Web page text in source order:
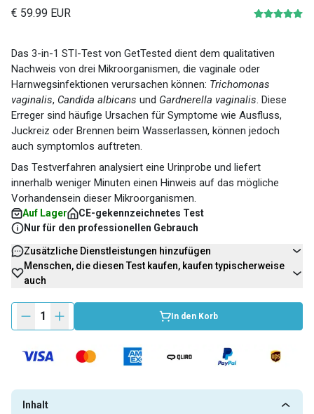
€ 59.99 EUR
Das 3-in-1 STI-Test von GetTested dient dem qualitativen
Nachweis von drei Mikroorganismen, die vaginale oder
Harnwegsinfektionen verursachen können: Trichomonas
vaginalis, Candida albicans und Gardnerella vaginalis. Diese
Erreger sind häufige Ursachen für Symptome wie Ausfluss,
Juckreiz oder Brennen beim Wasserlassen, können jedoch
auch symptomlos auftreten.
Das Testverfahren analysiert eine Urinprobe und liefert
innerhalb weniger Minuten einen Hinweis auf das mögliche
Vorhandensein dieser Mikroorganismen.
Auf Lager
CE-gekennzeichnetes Test
Nur für den professionellen Gebrauch
Zusätzliche Dienstleistungen hinzufügen
Menschen, die diesen Test kaufen, kaufen typischerweise
auch
1 In den Korb
Inhalt